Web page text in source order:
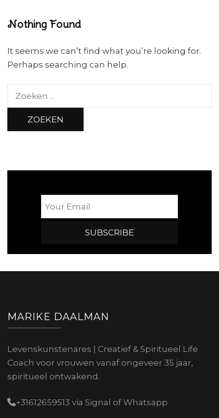
Nothing Found
It seems we can’t find what you’re looking for.
Perhaps searching can help.
Zoeken
MARIKE DAALMAN
Levenskunstenares | Creatief & Spiritueel Life
Coach voor vrouwen vanaf ongeveer 35 jaar,
spiritueel ontwakend.
+31612659513 via Signal of Whatsapp